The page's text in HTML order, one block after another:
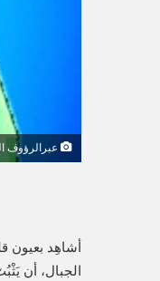
عبرالرؤوف
أشاهِد بعيون
الجبال، أن